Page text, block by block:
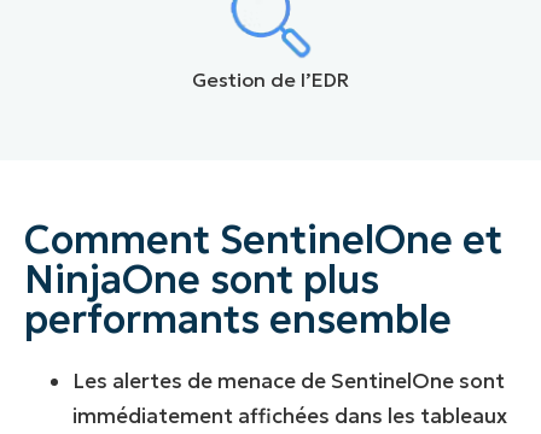
Gestion de l’EDR
Comment SentinelOne et
NinjaOne sont plus
performants ensemble
Les alertes de menace de SentinelOne sont
immédiatement affichées dans les tableaux